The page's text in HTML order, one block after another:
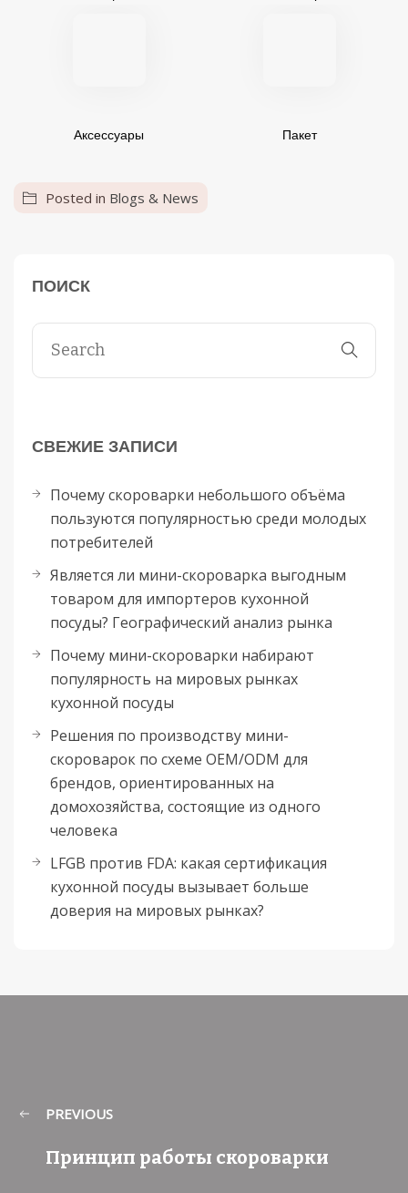
Аксессуары Пакет
Posted in Blogs & News
ПОИСК
СВЕЖИЕ ЗАПИСИ
Почему скороварки небольшого объёма
пользуются популярностью среди молодых
потребителей
Является ли мини-скороварка выгодным
товаром для импортеров кухонной
посуды? Географический анализ рынка
Почему мини-скороварки набирают
популярность на мировых рынках
кухонной посуды
Решения по производству мини-
скороварок по схеме OEM/ODM для
брендов, ориентированных на
домохозяйства, состоящие из одного
человека
LFGB против FDA: какая сертификация
кухонной посуды вызывает больше
доверия на мировых рынках?
PREVIOUS
Принцип работы скороварки